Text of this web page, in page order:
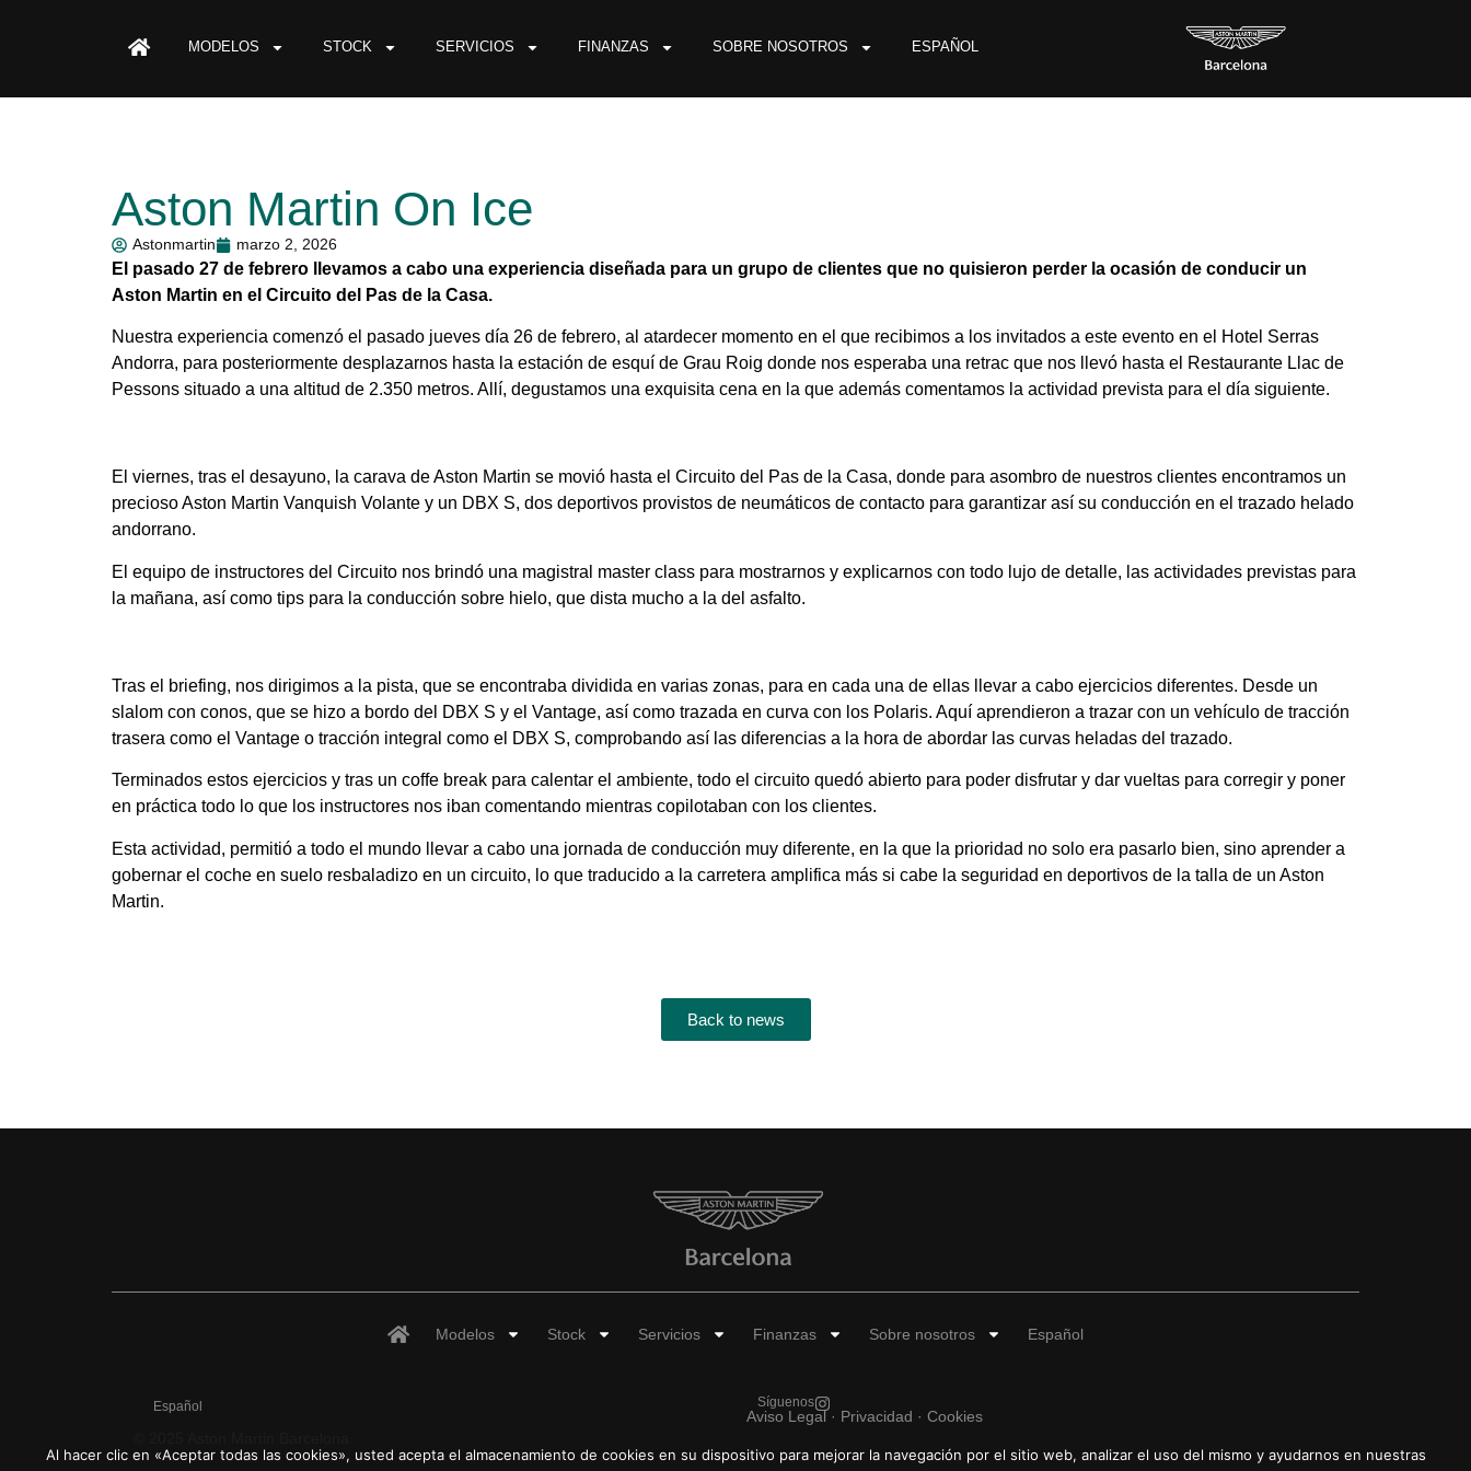
MODELOS STOCK SERVICIOS FINANZAS SOBRE NOSOTROS ESPAÑOL
Aston Martin On Ice
Astonmartin marzo 2, 2026
El pasado 27 de febrero llevamos a cabo una experiencia diseñada para un grupo de clientes que no quisieron perder la ocasión de conducir un
Aston Martin en el Circuito del Pas de la Casa.
Nuestra experiencia comenzó el pasado jueves día 26 de febrero, al atardecer momento en el que recibimos a los invitados a este evento en el Hotel Serras
Andorra, para posteriormente desplazarnos hasta la estación de esquí de Grau Roig donde nos esperaba una retrac que nos llevó hasta el Restaurante Llac de
Pessons situado a una altitud de 2.350 metros. Allí, degustamos una exquisita cena en la que además comentamos la actividad prevista para el día siguiente.
El viernes, tras el desayuno, la carava de Aston Martin se movió hasta el Circuito del Pas de la Casa, donde para asombro de nuestros clientes encontramos un
precioso Aston Martin Vanquish Volante y un DBX S, dos deportivos provistos de neumáticos de contacto para garantizar así su conducción en el trazado helado
andorrano.
El equipo de instructores del Circuito nos brindó una magistral master class para mostrarnos y explicarnos con todo lujo de detalle, las actividades previstas para
la mañana, así como tips para la conducción sobre hielo, que dista mucho a la del asfalto.
Tras el briefing, nos dirigimos a la pista, que se encontraba dividida en varias zonas, para en cada una de ellas llevar a cabo ejercicios diferentes. Desde un
slalom con conos, que se hizo a bordo del DBX S y el Vantage, así como trazada en curva con los Polaris. Aquí aprendieron a trazar con un vehículo de tracción
trasera como el Vantage o tracción integral como el DBX S, comprobando así las diferencias a la hora de abordar las curvas heladas del trazado.
Terminados estos ejercicios y tras un coffe break para calentar el ambiente, todo el circuito quedó abierto para poder disfrutar y dar vueltas para corregir y poner
en práctica todo lo que los instructores nos iban comentando mientras copilotaban con los clientes.
Esta actividad, permitió a todo el mundo llevar a cabo una jornada de conducción muy diferente, en la que la prioridad no solo era pasarlo bien, sino aprender a
gobernar el coche en suelo resbaladizo en un circuito, lo que traducido a la carretera amplifica más si cabe la seguridad en deportivos de la talla de un Aston
Martin.
Back to news
Modelos Stock Servicios Finanzas Sobre nosotros Español
Español Síguenos
Aviso Legal· Privacidad · Cookies
Al hacer clic en «Aceptar todas las cookies», usted acepta el almacenamiento de cookies en su dispositivo para mejorar la navegación por el sitio web, analizar el uso del mismo y ayudarnos en nuestras